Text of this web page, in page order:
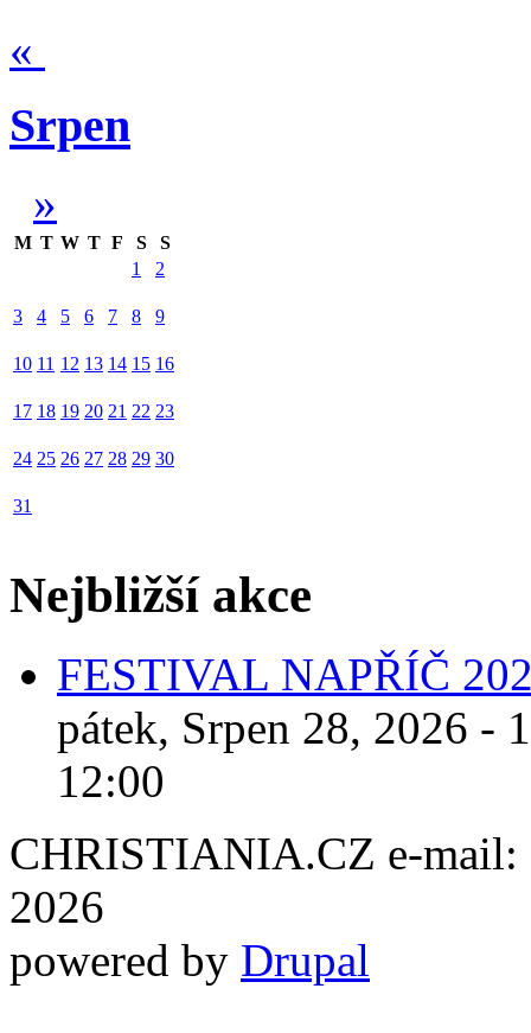
«
Srpen
»
M T W T F S
S
1
2
3 4 5 6 7 8 9
10 11 12 13 14 15 16
17 18 19 20 21 22 23
24 25 26 27 28 29 30
31
Nejbližší akce
FESTIVAL NAPŘÍČ
pátek, Srpen 28, 2026 -
12:00
CHRISTIANIA.CZ e-mail:
2026
powered by Drupal